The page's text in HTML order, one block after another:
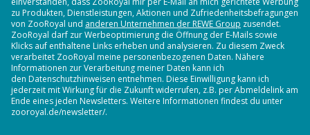
zu Produkten, Dienstleistungen, Aktionen und Zufriedenheitsbefragungen
von ZooRoyal und anderen Unternehmen der REWE Group zusendet.
ZooRoyal darf zur Werbeoptimierung die Öffnung der E-Mails sowie
Klicks auf enthaltene Links erheben und analysieren. Zu diesem Zweck
verarbeitet ZooRoyal meine personenbezogenen Daten. Nähere
Informationen zur Verarbeitung meiner Daten kann ich
den Datenschutzhinweisen entnehmen. Diese Einwilligung kann ich
jederzeit mit Wirkung für die Zukunft widerrufen, z.B. per Abmeldelink am
Ende eines jeden Newsletters. Weitere Informationen findest du unter
zooroyal.de/newsletter/.